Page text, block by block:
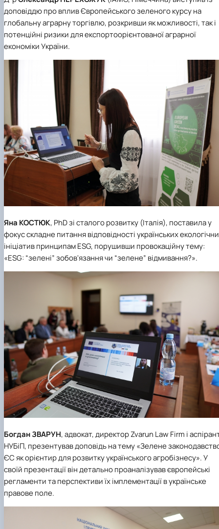
доповіддю про вплив Європейського зеленого курсу на
глобальну аграрну торгівлю, розкривши як можливості, так і
потенційні ризики для експортоорієнтованої аграрної
економіки України.
Яна КОСТЮК, PhD зі сталого розвитку (Італія), поставила у
фокус складне питання відповідності українських
ініціатив принципам ESG, порушивши провокаційну тему:
«ESG: “зелені” зобов'язання чи “зелене” відмивання?».
БогданЗВАРУН, адвокат, директор Zvarun Law Firm і
НУБіП, презентував доповідь на тему «Зелене
ЄС як орієнтир для розвитку українського агробізнесу». У
своїй презентації він детально проаналізував європейські
регламенти та перспективи їх імплементації в українське
правове поле.